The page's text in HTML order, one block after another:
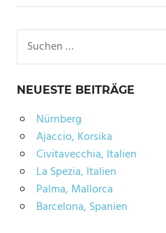
DUBAI
ITALIEN
JORDANIEN
OMAN
nach:
NEUESTE BEITRÄGE
Nürnberg
Ajaccio, Korsika
Civitavecchia, Italien
La Spezia, Italien
Palma, Mallorca
Barcelona, Spanien